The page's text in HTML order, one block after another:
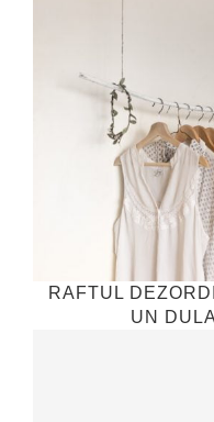
RAFTUL
UN